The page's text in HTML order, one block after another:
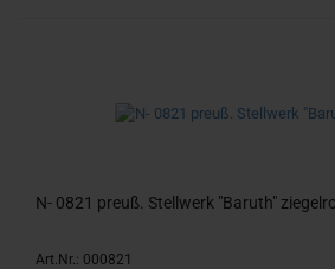
N- 0821 preuß. Stell­werk "Ba­ruth"
Art.Nr.: 000821